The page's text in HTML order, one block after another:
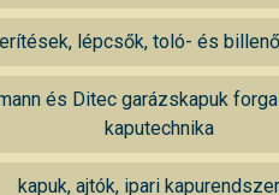
lépcsők, toló- és
és Ditec garázskapuk
kaputechnika
kapuk, ajtók, ipari